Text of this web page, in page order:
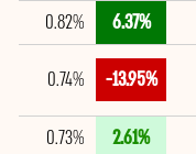
6.37%
0.82%
-13.95%
0.74%
2.61%
0.73%